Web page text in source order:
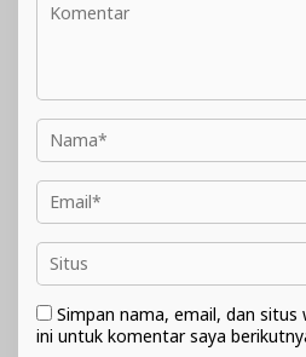
Simpan nama, email, dan situs
ini untuk komentar saya